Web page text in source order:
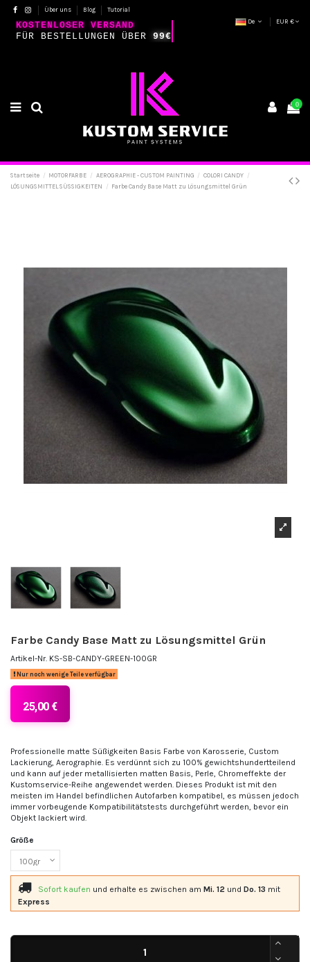
Über uns Blog Tutorial
KOSTENLOSER VERSAND
FÜR BESTELLUNGEN ÜBER 99€
De EUR €
0
Startseite MOTORFARBE AEROGRAPHIE - CUSTOM PAINTING
COLORI CANDY
LÖSUNGSMITTEL SÜSSIGKEITEN
Farbe Candy Base Matt zu Lösungsmittel Grün
Farbe Candy Base Matt zu Lösungsmittel Grün
Artikel-Nr. KS-SB-CANDY-GREEN-100GR
Nur noch wenige Teile verfügbar
25,00 €
Professionelle matte Süßigkeiten Basis Farbe von Karosserie, Custom
Lackierung, Aerographie. Es verdünnt sich zu 100% gewichtshundertteilend
und kann auf jeder metallisierten matten Basis, Perle, Chromeffekte der
Kustomservice-Reihe angewendet werden. Dieses Produkt ist mit den
meisten im Handel befindlichen Autofarben kompatibel, es müssen jedoch
immer vorbeugende Kompatibilitätstests durchgeführt werden, bevor ein
Objekt lackiert wird.
Größe
Sofort kaufen und erhalte es zwischen am Mi. 12 und Do. 13 mit
Express